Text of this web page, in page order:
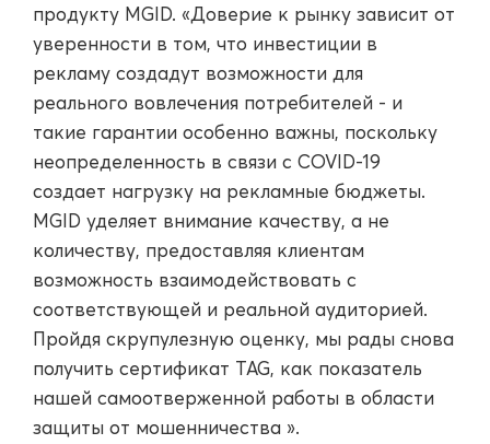
продукту MGID. «Доверие к рынку зависит от
уверенности в том, что инвестиции в
рекламу создадут возможности для
реального вовлечения потребителей - и
такие гарантии особенно важны, поскольку
неопределенность в связи с COVID-19
создает нагрузку на рекламные бюджеты.
MGID уделяет внимание качеству, а не
количеству, предоставляя клиентам
возможность взаимодействовать с
соответствующей и реальной аудиторией.
Пройдя скрупулезную оценку, мы рады снова
получить сертификат TAG, как показатель
нашей самоотверженной работы в области
защиты от мошенничества ».